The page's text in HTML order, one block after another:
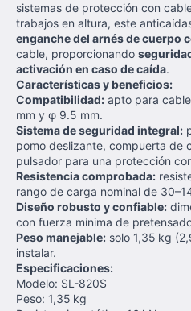
sistemas de protección con
trabajos en altura, este
enganche del arnés de cuerpo
cable, proporcionando
activación en caso de caída.
Características y beneficios:
Compatibilidad: apto para
mm y φ 9.5 mm.
Sistema de seguridad integral:
pomo deslizante, compuerta de
pulsador para una protección
Resistencia comprobada:
rango de carga nominal de
Diseño robusto y confiable:
con fuerza mínima de
Peso manejable: solo 1,35 kg
instalar.
Especificaciones:
Modelo: SL-820S
Peso: 1,35 kg